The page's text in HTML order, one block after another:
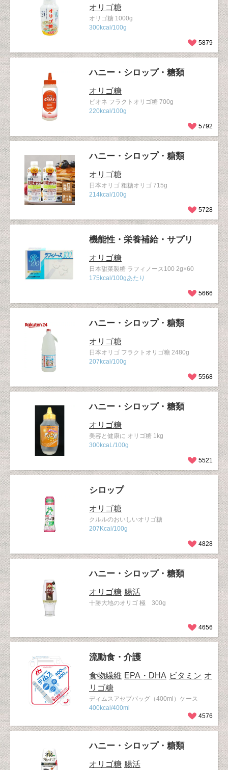
オリゴ糖
オリゴ糖 1000g
300kcal/100g
5879
ハニー・シロップ・糖類
オリゴ糖
ビオネ フラクトオリゴ糖 700g
220kcal/100g
5792
ハニー・シロップ・糖類
オリゴ糖
日本オリゴ 粗糖オリゴ 715g
214kcal/100g
5728
機能性・栄養補給・サプリ
オリゴ糖
日本甜菜製糖 ラフィノース100 2g×60
175kcal/100gあたり
5666
ハニー・シロップ・糖類
オリゴ糖
日本オリゴ フラクトオリゴ糖 2480g
207kcal/100g
5568
ハニー・シロップ・糖類
オリゴ糖
美容と健康に オリゴ糖 1kg
300kcaL/100g
5521
シロップ
オリゴ糖
クルルのおいしいオリゴ糖
207Kcal/100g
4828
ハニー・シロップ・糖類
オリゴ糖 腸活
十勝大地のオリゴ 極 300g
4656
流動食・介護
食物繊維 EPA・DHA ビタミン オ
リゴ糖
ディムスアセプバッグ（400ml）ケース
400kcal/400ml
4576
ハニー・シロップ・糖類
オリゴ糖 腸活